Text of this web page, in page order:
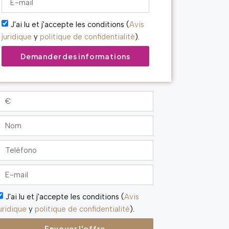
J'ai lu et j'accepte les conditions (Avis
juridique y politique de confidentialité).
Demander des informations
J'ai lu et j'accepte les conditions (Avis
y politique de confidentialité).